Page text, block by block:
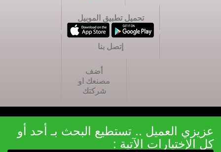
تحميل تطبيق الموبيل
إتصل بنا
أضف
مصنعك او
شركتك
عزيزي العميل .. تستطيع البحث بـ أحد أو
كل الإختيارات الآتية :